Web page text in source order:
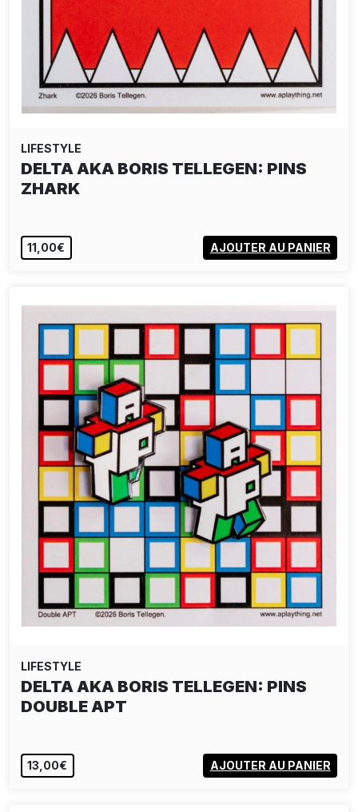
LIFESTYLE
DELTA AKA BORIS TELLEGEN: PINS
ZHARK
11,00€ AJOUTER AU PANIER
LIFESTYLE
DELTA AKA BORIS TELLEGEN: PINS
DOUBLE APT
13,00€ AJOUTER AU PANIER